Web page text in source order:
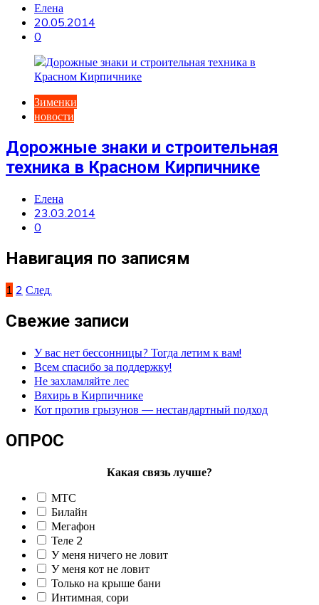
Елена
20.05.2014
0
Зименки
новости
Дорожные знаки и строительная
техника в Красном Кирпичнике
Елена
23.03.2014
0
Навигация по записям
1 2 След.
Свежие записи
У вас нет бессонницы? Тогда летим к вам!
Всем спасибо за поддержку!
Не захламляйте лес
Вяхирь в Кирпичнике
Кот против грызунов — нестандартный подход
ОПРОС
Какая связь лучше?
МТС
Билайн
Мегафон
Теле 2
У меня ничего не ловит
У меня кот не ловит
Только на крыше бани
Интимная, сори